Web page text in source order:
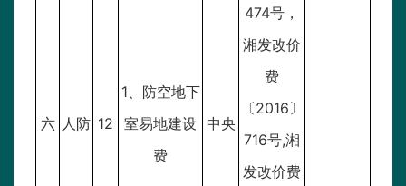
六 人防 12
1、防空地下
室易地建设
费
中央
474号，
湘发改价
费
〔2016〕
716号,湘
发改价费